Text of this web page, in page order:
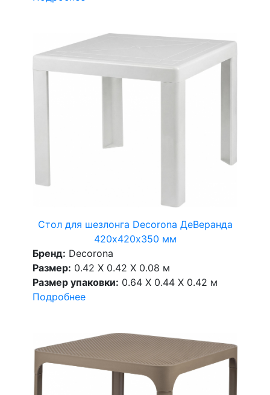
Стол для шезлонга Decorona ДеВеранда
420х420х350 мм
Бренд: Decorona
Размер: 0.42 X 0.42 X 0.08 м
Размер упаковки: 0.64 X 0.44 X 0.42 м
Подробнее